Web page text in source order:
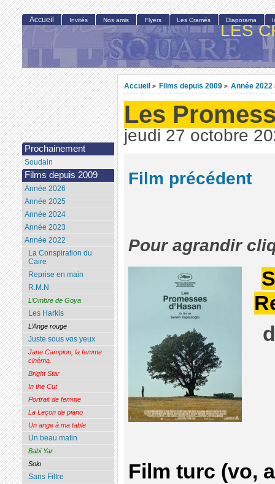
LES
Accueil > Films depuis 2009 > Année 2022
Les
jeudi 27 octobre
Film précédent
Pour agrandir
Film turc (vo,
Accueil Invités Nos amis Flyers Les Cramés Diaporama
Prochainement
Soudain
Films depuis 2009
Année 2026
Année 2025
Année 2024
Année 2023
Année 2022
La Conspiration du
Caire
Reprise en main
R.M.N
L’Ombre de Goya
Les Harkis
L’Ange rouge
Juste sous vos yeux
Jane Campion, la femme
cinéma.
Bright Star
In the Cut
Portrait de femme
La Leçon de piano
Un ange à ma table
Un beau matin
Babi Yar
Solo
Sans Filtre